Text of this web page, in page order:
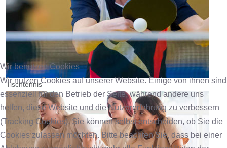
Tischtennis
Wir benutzen Cookies
Wir nutzen Cookies auf unserer Website. Einige von ihnen sind
essenziell für den Betrieb der Seite, während andere uns
helfen, diese Website und die Nutzererfahrung zu verbessern
(Tracking Cookies). Sie können selbst entscheiden, ob Sie die
Cookies zulassen möchten. Bitte beachten Sie, dass bei einer